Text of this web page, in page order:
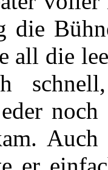
die
all die